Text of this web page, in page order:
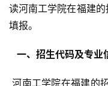
读河南工学院在福建
填报。
一、招生代码及专业
河南工学院在福建的招生代码为2677。这并非一个简单的